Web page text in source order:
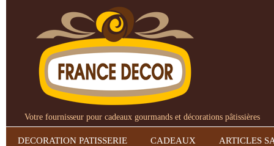
Votre fournisseur pour cadeaux gourmands et décorations pâtissières
DECORATION PATISSERIE CADEAUX ARTICLES